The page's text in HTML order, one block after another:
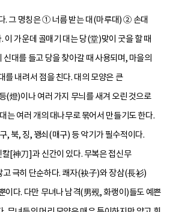
. 그 명칭은 ① 너름 받는 대(마루대) ② 손대
가운데 골매기 대는 당(堂)맞이 굿을 할 때
대를 들고 당을 찾아갈 때 사용되며, 마을의
를 내려서 점을 친다. 대의 모양은 큰
(燈)이나 여러 가지 무늬를 새겨 오린 것으로
는 여러 개의 대나무로 묶어서 만들기도 한다.
, 북, 징, 꽹쇠(매구) 등 악기가 필수적이다.
[神刀]과 신간이 있다. 무복은 접신무
극히 단순하다. 쾌자(袂子)와 장삼(長衫)
이다. 다만 무녀나 남격(男覡, 화랭이)들도 예쁜